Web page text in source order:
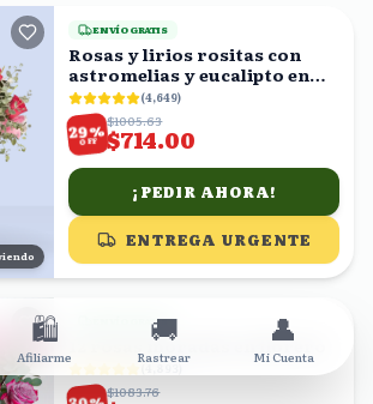
ENVÍO GRATIS
Rosas y lirios rositas con
astromelias y eucalipto en
florero (4,649)
29%
OFF
$1005.63
$714.00
¡PEDIR AHORA!
ENTREGA URGENTE
ENVÍO GRATIS
12 rosas moradas en florero
$1083.76
🛍️
Afiliarme
🚚
Rastrear
👤
Mi Cuenta